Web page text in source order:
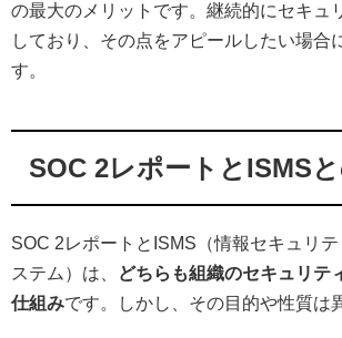
の最大のメリットです。継続的にセキュ
しており、その点をアピールしたい場合
す。
SOC 2レポートとISMS
SOC 2レポートとISMS（情報セキュリ
ステム）は、
どちらも組織のセキュリテ
仕組みです。しかし、その目的や性質は